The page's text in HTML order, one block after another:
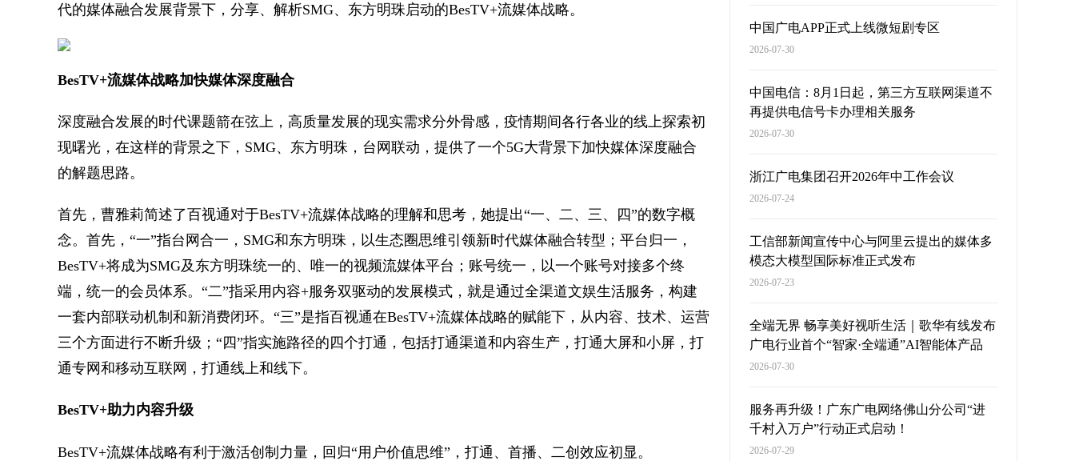
代的媒体融合发展背景下，分享、解析SMG、东方明珠启动的BesTV+流媒体战略。
BesTV+流媒体战略加快媒体深度融合
深度融合发展的时代课题箭在弦上，高质量发展的现实需求分外骨感，疫情期间各行各业的线上探索初
现曙光，在这样的背景之下，SMG、东方明珠，台网联动，提供了一个5G大背景下加快媒体深度融合
的解题思路。
首先，曹雅莉简述了百视通对于BesTV+流媒体战略的理解和思考，她提出“一、二、三、四”的数字概
念。首先，“一”指台网合一，SMG和东方明珠，以生态圈思维引领新时代媒体融合转型；平台归一，
BesTV+将成为SMG及东方明珠统一的、唯一的视频流媒体平台；账号统一，以一个账号对接多个终
端，统一的会员体系。“二”指采用内容+服务双驱动的发展模式，就是通过全渠道文娱生活服务，构建
一套内部联动机制和新消费闭环。“三”是指百视通在BesTV+流媒体战略的赋能下，从内容、技术、运营
三个方面进行不断升级；“四”指实施路径的四个打通，包括打通渠道和内容生产，打通大屏和小屏，打
通专网和移动互联网，打通线上和线下。
BesTV+助力内容升级
BesTV+流媒体战略有利于激活创制力量，回归“用户价值思维”，打通、首播、二创效应初显。
中国广电APP正式上线微短剧专区
2026-07-30
中国电信：8月1日起，第三方互联网渠道不
再提供电信号卡办理相关服务
2026-07-30
浙江广电集团召开2026年中工作会议
2026-07-24
工信部新闻宣传中心与阿里云提出的媒体多
模态大模型国际标准正式发布
2026-07-23
全端无界 畅享美好视听生活｜歌华有线发布
广电行业首个“智家·全端通”AI智能体产品
2026-07-30
服务再升级！广东广电网络佛山分公司“进
千村入万户”行动正式启动！
2026-07-29